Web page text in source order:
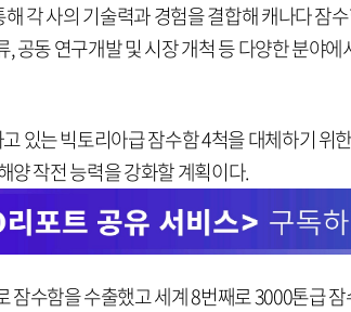
각 사의 기술력과 경험을 결합해 캐나다 잠
, 공동 연구개발 및 시장 개척 등 다양한 분야
있는 빅토리아급 잠수함 4척을 대체하기 위
양 작전 능력을 강화할 계획이다.
잠수함을 수출했고 세계 8번째로 3000톤급